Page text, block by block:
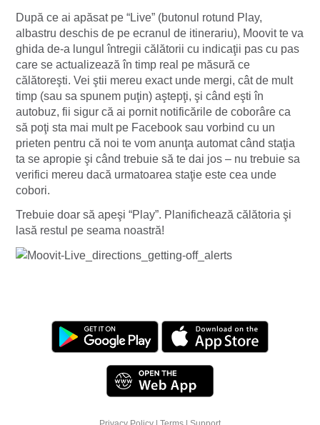
După ce ai apăsat pe “Live” (butonul rotund Play,
albastru deschis de pe ecranul de itinerariu), Moovit te va
ghida de-a lungul întregii călătorii cu indicaţii pas cu pas
care se actualizează în timp real pe măsură ce
călătoreşti. Vei ştii mereu exact unde mergi, cât de mult
timp (sau sa spunem puţin) aştepţi, şi când eşti în
autobuz, fii sigur că ai pornit notificările de coborâre ca
să poţi sta mai mult pe Facebook sau vorbind cu un
prieten pentru că noi te vom anunţa automat când staţia
ta se apropie şi când trebuie să te dai jos – nu trebuie sa
verifici mereu dacă urmatoarea staţie este cea unde
cobori.
Trebuie doar să apeşi “Play”. Planifichează călătoria şi
lasă restul pe seama noastră!